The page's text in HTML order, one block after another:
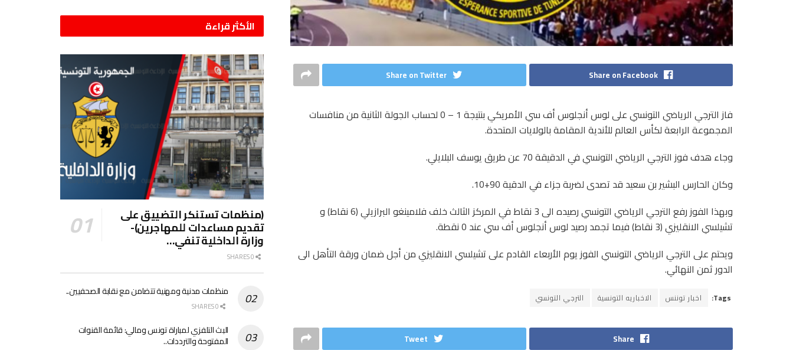
Share on Facebook
Share on Twitter
فاز الترجي الرياضي التونسي على لوس أنجلوس أف سي الأمريكي بنتيجة 1 – 0 لحساب الجولة الثانية من منافسات
المجموعة الرابعة لكأس العالم للأندية المقامة بالولايات المتحدة.
وجاء هدف فوز الترجي الرياضي التونسي في الدقيقة 70 عن طريق يوسف البلايلي.
وكان الحارس البشير بن سعيد قد تصدى لضربة جزاء في الدقية 90+10.
وبهذا الفوز رفع الترجي الرياضي التونسي رصيده الى 3 نقاط في المركز الثالث خلف فلامينغو البرازيلي (6 نقاط) و
تشيلسي الانقليزي (3 نقاط) فيما تجمد رصيد لوس أنجلوس أف سي عند 0 نقطة.
ويحتم على الترجي الرياضي التونسي الفوز يوم الأربعاء القادم على تشيلسي الانقليزي من أجل ضمان ورقة التأهل الى
الدور ثمن النهائي.
Tags: اخبار توننس الاخباريه التونسية الترجي التونسي
Share
Tweet
الأكثر قراءة
(منظمات تستنكر التضييق على
تقديم مساعدات للمهاجرين)-
وزارة الداخلية تنفي…
منظمات مدنية ومهنية تتضامن مع نقابة الصحفيين..
البث التلفزي لمباراة تونس ومالي: قائمة القنوات
المفتوحة والترددات..